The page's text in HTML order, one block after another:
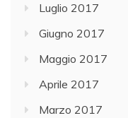
Luglio 2017
Giugno 2017
Maggio 2017
Aprile 2017
Marzo 2017